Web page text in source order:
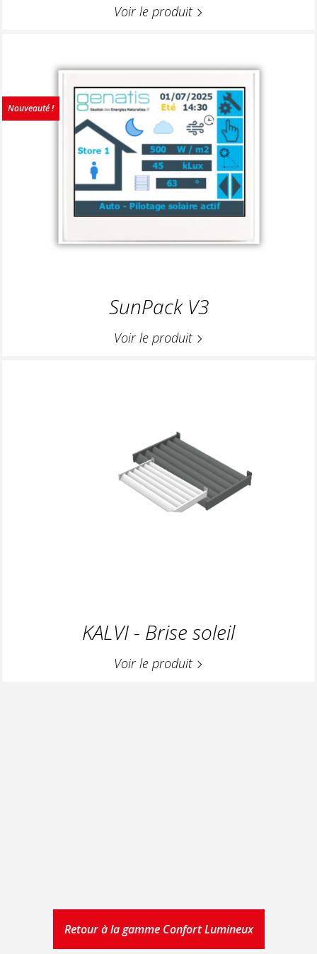
Voir le produit
Nouveauté !
SunPack V3
Voir le produit
KALVI - Brise soleil
Voir le produit
Retour à la gamme Confort Lumineux